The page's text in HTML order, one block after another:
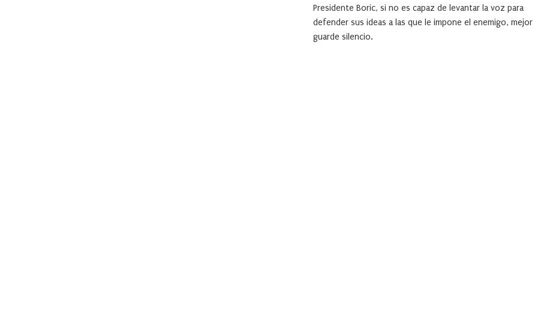
Presidente Boric, si no es capaz de levantar la voz para
defender sus ideas a las que le impone el enemigo, mejor
guarde silencio.